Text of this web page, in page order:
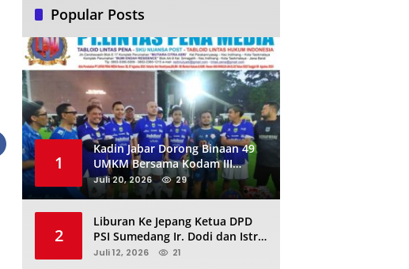
Popular Posts
1
Kadin Jabar Dorong Binaan 49
UMKM Bersama Kodam III
Siliwangi Sambil Nobar Final
Piala Dunia, Akan Ada Investor
Juli 20, 2026 29
2
Liburan Ke Jepang Ketua DPD
PSI Sumedang Ir. Dodi dan Istri
Kibarkan Bendera PSI “Jangan
Juli 12, 2026 21